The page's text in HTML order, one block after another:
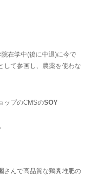
在学中(後に中退)に今で
して参画し、農薬を使わな
ップのCMSのSOY
さんで高品質な鶏糞堆肥の